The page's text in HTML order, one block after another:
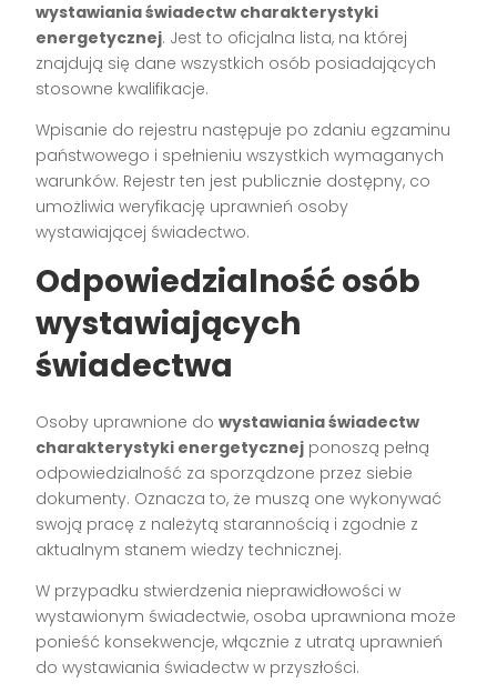
wystawiania świadectw charakterystyki
energetycznej. Jest to oficjalna lista, na której
znajdują się dane wszystkich osób posiadających
stosowne kwalifikacje.
Wpisanie do rejestru następuje po zdaniu egzaminu
państwowego i spełnieniu wszystkich wymaganych
warunków. Rejestr ten jest publicznie dostępny, co
umożliwia weryfikację uprawnień osoby
wystawiającej świadectwo.
Odpowiedzialność osób
wystawiających
świadectwa
Osoby uprawnione dowystawiania świadectw
charakterystyki energetycznej ponoszą pełną
odpowiedzialność za sporządzone przez siebie
dokumenty. Oznacza to, że muszą one wykonywać
swoją pracę z należytą starannością i zgodnie z
aktualnym stanem wiedzy technicznej.
W przypadku stwierdzenia nieprawidłowości w
wystawionym świadectwie, osoba uprawniona może
ponieść konsekwencje, włącznie z utratą uprawnień
do wystawiania świadectw w przyszłości.